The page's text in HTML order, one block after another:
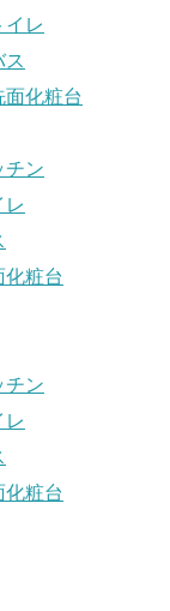
イレ
ス
面化粧台
チン
レ
化粧台
チン
レ
化粧台